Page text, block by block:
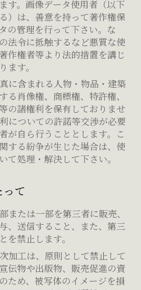
す。画像データ使用者（以下
）は、善意を持って著作権保
の管理を行って下さい。な
法令に抵触するなど悪質な使
作権者等より法的措置を講じ
ます。
に含まれる人物・物品・建築
る肖像権、商標権、特許権、
の諸権利を保有しておりませ
についての許諾等交渉が必要
が自ら行うこととします。こ
する紛争が生じた場合は、使
て処理・解決して下さい。
て
または一部を第三者に販売、
、送信すること、また、第三
を禁止します。
加工は、原則として禁止して
伝物や出版物、販売促進の資
ため、被写体のイメージを損